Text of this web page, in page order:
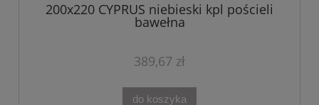
200x220 CYPRUS niebieski kpl pościeli
bawełna
389,67 zł
do koszyka